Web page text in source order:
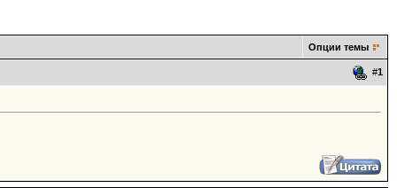
Опции темы
#1